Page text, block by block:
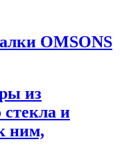
OMSONS
из
стекла и
ним,